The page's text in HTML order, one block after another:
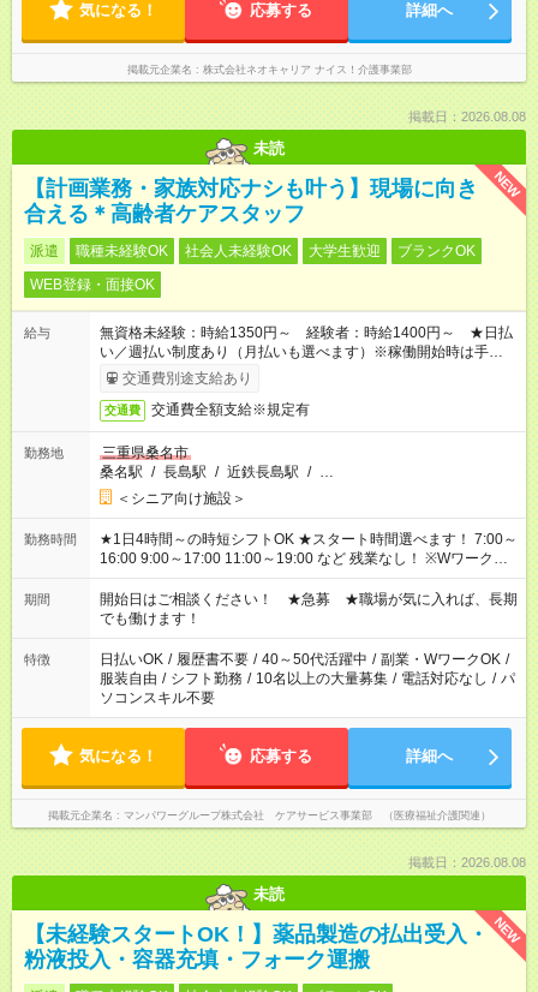
気になる！ 応募する 詳細へ
掲載元企業名 株式会社ネオキャリア ナイス！介護事業部
掲載日：2026.08.08
未読
NEW
【計画業務・家族対応ナシも叶う】現場に向き
合える＊高齢者ケアスタッフ
派遣 職種未経験OK 社会人未経験OK 大学生歓迎
ブランクOK
WEB登録・面接OK
給与
無資格未経験：時給1350円～ 経験者：時給1400円～ ★日払
い／週払い制度あり（月払いも選べます）※稼働開始時は手続き
完了次第のお支払いとなります。
交通費別途支給あり
交通費 交通費全額支給※規定有
勤務地
三重県桑名市
桑名駅 / 長島駅 / 近鉄長島駅 / …
＜シニア向け施設＞
勤務時間
★1日4時間～の時短シフトOK ★スタート時間選べます！ 7:00～
16:00 9:00～17:00 11:00～19:00 など 残業なし！ ※Wワークの
場合、他のお仕事と合わせ週40時間超の就業はご案内できませ
ん ※法令に基づき、週20時間以上勤務は社会保険への加入対象
となります ※労働者派遣法（日雇い派遣の原則禁止）により、
短時間・短期間の就業はご案内が難しい場合があります
期間
開始日はご相談ください！ ★急募 ★職場が気に入れば、長期
でも働けます！
特徴 日払いOK / 履歴書不要 / 40～50代活躍中 / 副業・WワークOK /
服装自由 / シフト勤務 / 10名以上の大量募集 / 電話対応なし / パ
ソコンスキル不要
気になる！ 応募する 詳細へ
掲載元企業名 マンパワーグループ株式会社 ケアサービス事業部 （医療福祉介護関連）
掲載日：2026.08.08
未読
NEW
【未経験スタートOK！】薬品製造の払出受入・
粉液投入・容器充填・フォーク運搬